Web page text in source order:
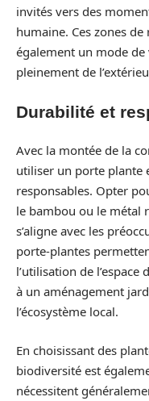
invités vers des
humaine. Ces zones
également un mode
pleinement de
Durabilité et
Avec la montée de la
utiliser un porte plante
responsables. Opter
le bambou ou le métal
s’aligne avec les
porte-plantes
l’utilisation de
à un aménagement
l’écosystème local.
En choisissant des
biodiversité est
nécessitent